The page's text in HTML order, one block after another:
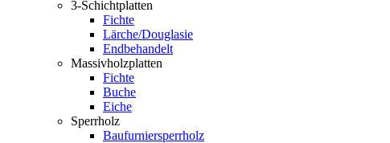
3-Schichtplatten
Fichte
Lärche/Douglasie
Endbehandelt
Massivholzplatten
Fichte
Buche
Eiche
Sperrholz
Baufurniersperrholz